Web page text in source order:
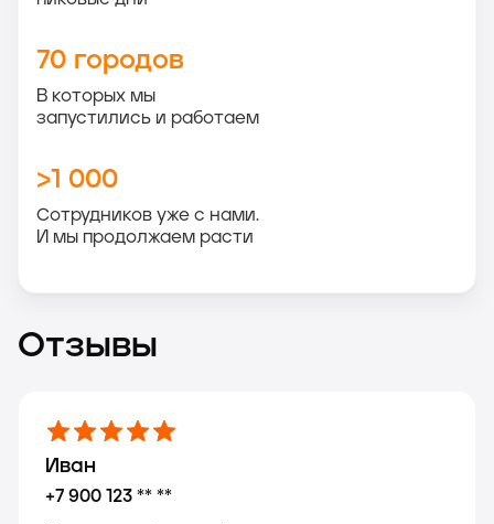
70 городов
В которых мы
запустились и работаем
>1 000
Сотрудников уже с нами.
И мы продолжаем расти
Отзывы
Иван
+7 900 123 ** **
Мария
Сергей
Ольга
Максим
Анна
Михаил
Екатерина